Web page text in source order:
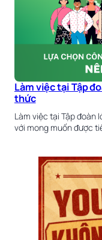
Làm việc tại Tập
thức
Làm việc tại Tập đoàn
với mong muốn được